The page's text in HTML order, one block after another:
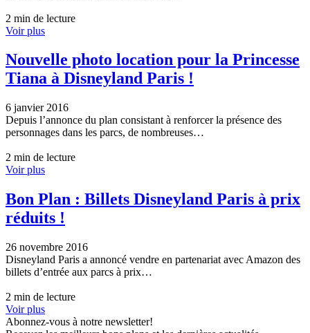
2 min de lecture
Voir plus
Nouvelle photo location pour la Princesse
Tiana à Disneyland Paris !
6 janvier 2016
Depuis l’annonce du plan consistant à renforcer la présence des
personnages dans les parcs, de nombreuses…
2 min de lecture
Voir plus
Bon Plan : Billets Disneyland Paris à prix
réduits !
26 novembre 2016
Disneyland Paris a annoncé vendre en partenariat avec Amazon des
billets d’entrée aux parcs à prix…
2 min de lecture
Voir plus
Abonnez-vous à notre newsletter!